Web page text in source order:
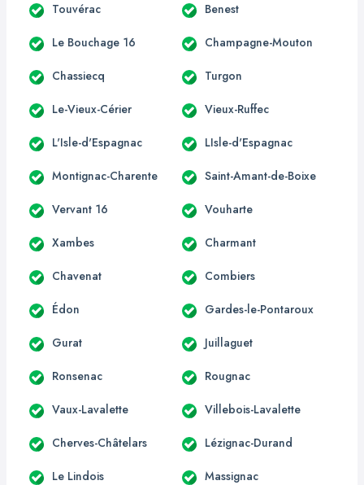
Touvérac Benest
Le Bouchage 16 Champagne-Mouton
Chassiecq Turgon
Le-Vieux-Cérier Vieux-Ruffec
L'Isle-d'Espagnac LIsle-d'Espagnac
Montignac-Charente Saint-Amant-de-Boixe
Vervant 16 Vouharte
Xambes Charmant
Chavenat Combiers
Édon Gardes-le-Pontaroux
Gurat Juillaguet
Ronsenac Rougnac
Vaux-Lavalette Villebois-Lavalette
Cherves-Châtelars Lézignac-Durand
Le Lindois Massignac